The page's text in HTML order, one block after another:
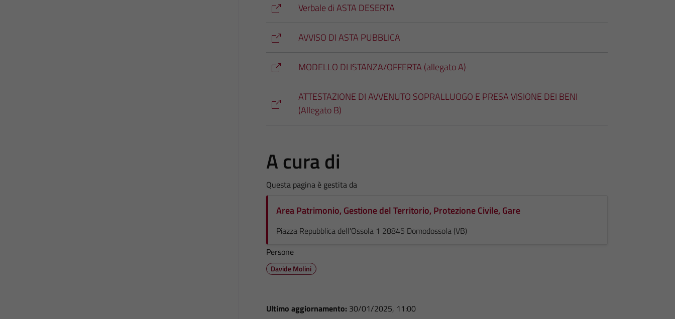
Verbale di ASTA DESERTA
AVVISO DI ASTA PUBBLICA
MODELLO DI ISTANZA/OFFERTA (allegato A)
ATTESTAZIONE DI AVVENUTO SOPRALLUOGO E PRESA VISIONE DEI BENI
(Allegato B)
A cura di
Questa pagina è gestita da
Area Patrimonio, Gestione del Territorio, Protezione Civile, Gare
Piazza Repubblica dell'Ossola 1 28845 Domodossola (VB)
Persone
Davide Molini
Ultimo aggiornamento: 30/01/2025, 11:00